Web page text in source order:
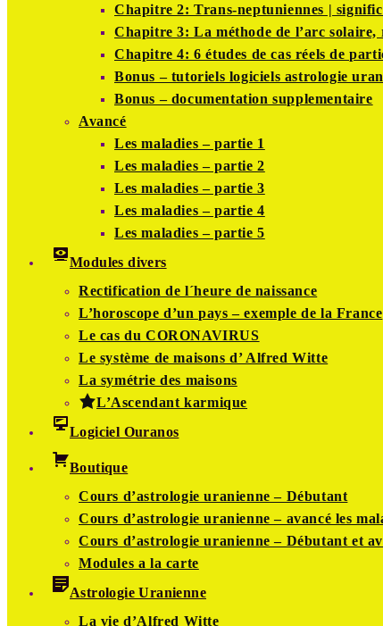
Chapitre 2: Trans-neptuniennes |
Chapitre 3: La méthode de l’arc solaire,
Chapitre 4: 6 études de cas réels de
Bonus – tutoriels logiciels astrologie
Bonus – documentation supplementaire
Avancé
Les maladies – partie 1
Les maladies – partie 2
Les maladies – partie 3
Les maladies – partie 4
Les maladies – partie 5
Modules divers
Rectification de l´heure de naissance
L’horoscope d’un pays – exemple de la France
Le cas du CORONAVIRUS
Le système de maisons d’ Alfred Witte
La symétrie des maisons
L’Ascendant karmique
Logiciel Ouranos
Boutique
Cours d’astrologie uranienne – Débutant
Cours d’astrologie uranienne – avancé les
Cours d’astrologie uranienne – Débutant et
Modules a la carte
Astrologie Uranienne
La vie d’Alfred Witte